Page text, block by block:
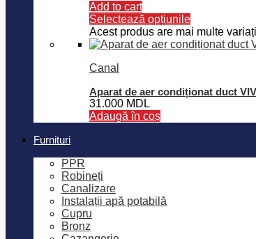
Add to cart
Selectează opțiunile
Acest produs are mai multe
Canal
Aparat de aer condiționat duct
31.000 MDL
Adaugă în coș
Furnituri
PPR
Robineți
Canalizare
Instalații apă potabilă
Cupru
Bronz